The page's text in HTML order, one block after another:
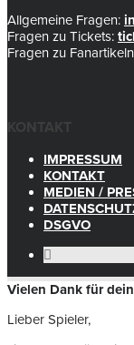
Allgemeine Fragen:
Fragen zu Tickets:
Fragen zu
KONTAKT
IMPRESSUM
KONTAKT
MEDIEN /
DSGVO
Vielen Dank für
Lieber Spieler,